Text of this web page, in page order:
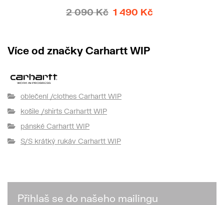
2 090 Kč 1 490 Kč
Více od značky Carhartt WIP
oblečení /clothes Carhartt WIP
košile /shirts Carhartt WIP
pánské Carhartt WIP
S/S krátký rukáv Carhartt WIP
Přihlaš se do našeho mailingu